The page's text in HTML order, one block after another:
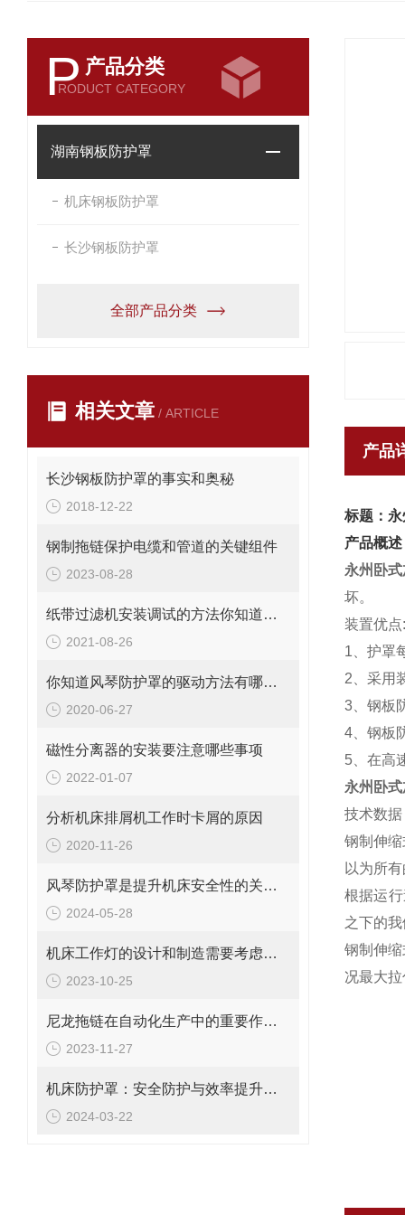
P 产品分类
RODUCT CATEGORY
湖南钢板防护罩
机床钢板防护罩
长沙钢板防护罩
全部产品分类
相关文章 / ARTICLE
长沙钢板防护罩的事实和奥秘
2018-12-22
钢制拖链保护电缆和管道的关键组件
2023-08-28
纸带过滤机安装调试的方法你知道吗？
2021-08-26
你知道风琴防护罩的驱动方法有哪些吗？
2020-06-27
磁性分离器的安装要注意哪些事项
2022-01-07
分析机床排屑机工作时卡屑的原因
2020-11-26
风琴防护罩是提升机床安全性的关键因素
2024-05-28
机床工作灯的设计和制造需要考虑哪些因素
2023-10-25
尼龙拖链在自动化生产中的重要作用与优势解析
2023-11-27
机床防护罩：安全防护与效率提升的双重保障
2024-03-22
产品
标题：
产品概述
永州卧
坏。
装置优点:
1、护罩
2、采用
3、钢板
4、钢板
5、在高
永州卧
技术数据
钢制伸
以为所
根据运
之下的
钢制伸
况最大